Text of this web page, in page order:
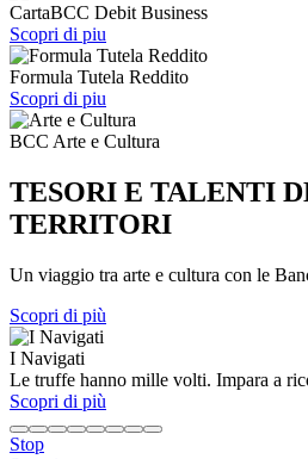
CartaBCC Debit Business
Scopri di piu
Formula Tutela Reddito
Scopri di piu
BCC Arte e Cultura
TESORI E TALENTI
TERRITORI
Un viaggio tra arte e cultura con le
Scopri di più
I Navigati
Le truffe hanno mille volti. Impara a
Scopri di più
Stop